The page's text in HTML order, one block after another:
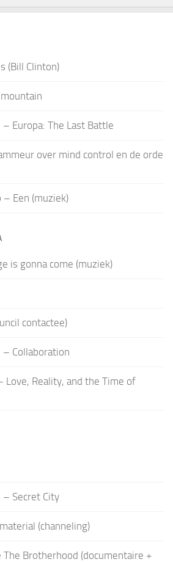
(Bill Clinton)
Europa: The Last Battle
over mind control en de orde
– Een (muziek)
is gonna come (muziek)
contactee)
Collaboration
Reality, and the Time of
Secret City
(channeling)
Brotherhood (documentaire +